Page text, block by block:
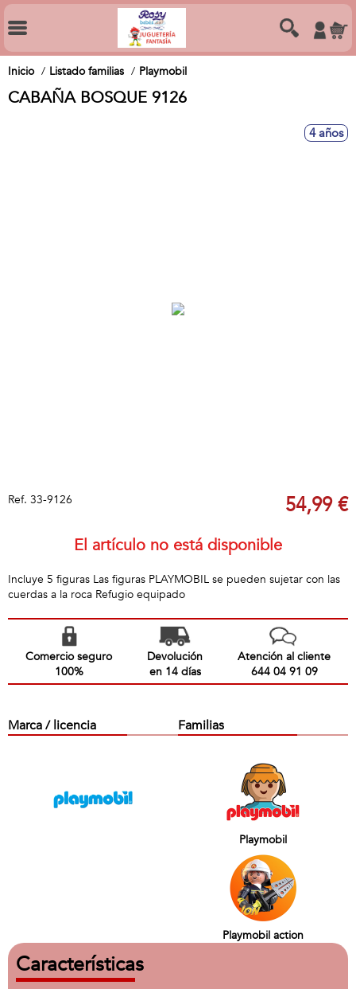
Inicio Listado familias Playmobil
CABAÑA BOSQUE 9126
4 años
Ref. 33-9126 54,99 €
El artículo no está disponible
Incluye 5 figuras Las figuras PLAYMOBIL se pueden sujetar con las
cuerdas a la roca Refugio equipado
Comercio seguro
100%
Devolución
en 14 días
Atención al cliente
644 04 91 09
Marca / licencia Familias
Playmobil
Playmobil action
Características